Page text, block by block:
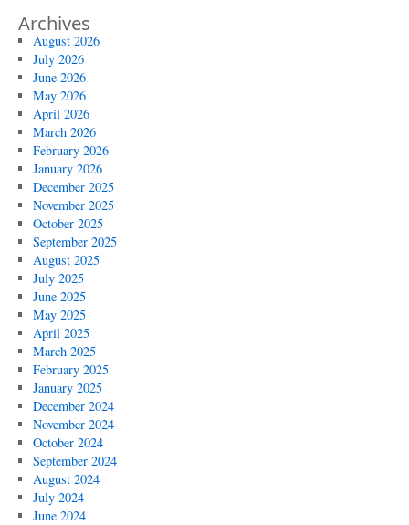
Archives
August 2026
July 2026
June 2026
May 2026
April 2026
March 2026
February 2026
January 2026
December 2025
November 2025
October 2025
September 2025
August 2025
July 2025
June 2025
May 2025
April 2025
March 2025
February 2025
January 2025
December 2024
November 2024
October 2024
September 2024
August 2024
July 2024
June 2024